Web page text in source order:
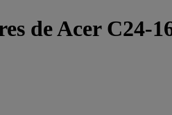
de Acer C24-